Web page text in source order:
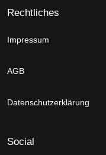
Rechtliches
Impressum
AGB
Datenschutzerklärung
Social